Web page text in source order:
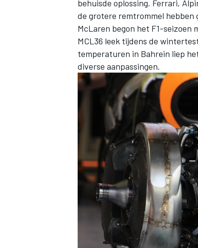
behuisde oplossing. Ferrari,
de grotere remtrommel hebben
McLaren begon het F1-seizoen
MCL36 leek tijdens de
temperaturen in Bahrein liep
diverse aanpassingen.